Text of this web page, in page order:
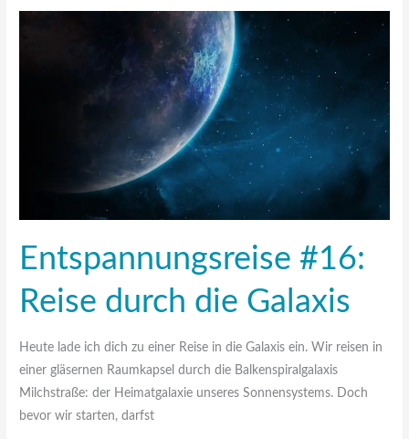
Entspannungsreise #16:
Reise durch die Galaxis
Heute lade ich dich zu einer Reise in die Galaxis ein. Wir reisen in
einer gläsernen Raumkapsel durch die Balkenspiralgalaxis
Milchstraße: der Heimatgalaxie unseres Sonnensystems. Doch
bevor wir starten, darfst